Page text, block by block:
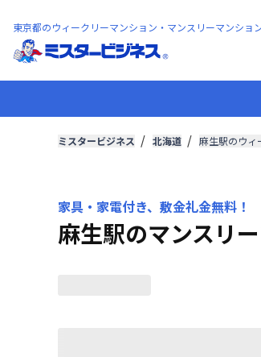
東京都のウィークリーマンション・マンスリーマンショ
ミスタービジネス 北海道 麻生駅のウィ
家具・家電付き、敷金礼金無料！
麻生駅のマンスリ